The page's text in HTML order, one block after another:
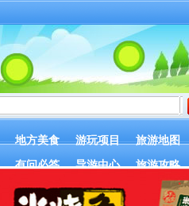
地方美食 游玩项目 旅游地图
有问必答 导游中心 旅游攻略